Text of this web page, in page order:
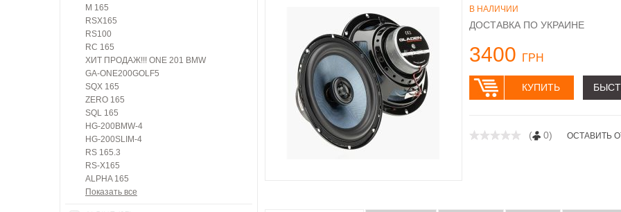
M 165
RSX165
RS100
RC 165
ХИТ ПРОДАЖ!!! ONE 201 BMW
GA-ONE200GOLF5
SQX 165
ZERO 165
SQL 165
HG-200BMW-4
HG-200SLIM-4
RS 165.3
RS-X165
ALPHA 165
Показать все
В НАЛИЧИИ
ДОСТАВКА ПО УКРАИНЕ
3400 ГРН
КУПИТЬ
( 0) ОСТАВИТЬ